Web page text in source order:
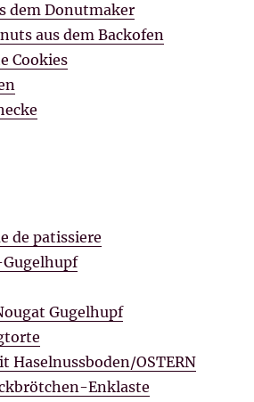
dem Donutmaker
aus dem Backofen
Cookies
de patissiere
Gugelhupf
OSTERN
Enklaste